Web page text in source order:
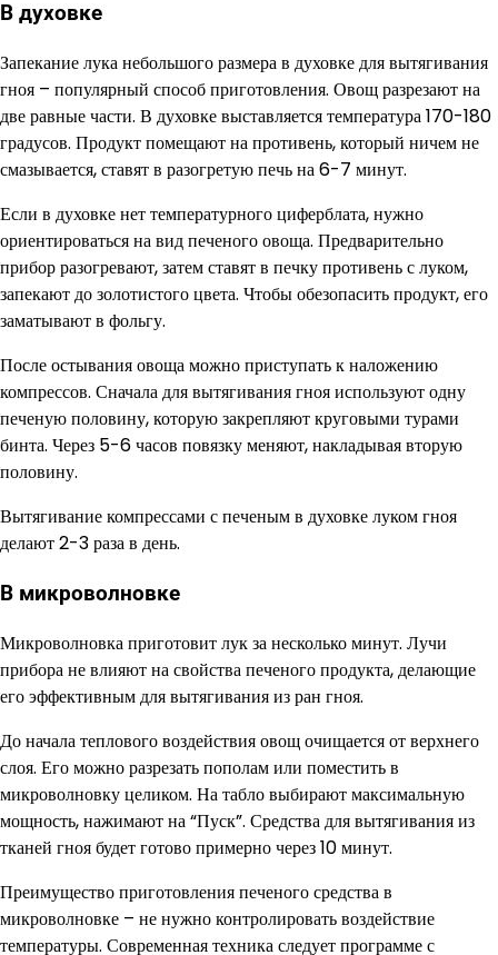
В духовке
Запекание лука небольшого размера в духовке для вытягивания
гноя – популярный способ приготовления. Овощ разрезают на
две равные части. В духовке выставляется температура 170-180
градусов. Продукт помещают на противень, который ничем не
смазывается, ставят в разогретую печь на 6-7 минут.
Если в духовке нет температурного циферблата, нужно
ориентироваться на вид печеного овоща. Предварительно
прибор разогревают, затем ставят в печку противень с луком,
запекают до золотистого цвета. Чтобы обезопасить продукт, его
заматывают в фольгу.
После остывания овоща можно приступать к наложению
компрессов. Сначала для вытягивания гноя используют одну
печеную половину, которую закрепляют круговыми турами
бинта. Через 5-6 часов повязку меняют, накладывая вторую
половину.
Вытягивание компрессами с печеным в духовке луком гноя
делают 2-3 раза в день.
В микроволновке
Микроволновка приготовит лук за несколько минут. Лучи
прибора не влияют на свойства печеного продукта, делающие
его эффективным для вытягивания из ран гноя.
До начала теплового воздействия овощ очищается от верхнего
слоя. Его можно разрезать пополам или поместить в
микроволновку целиком. На табло выбирают максимальную
мощность, нажимают на “Пуск”. Средства для вытягивания из
тканей гноя будет готово примерно через 10 минут.
Преимущество приготовления печеного средства в
микроволновке – не нужно контролировать воздействие
температуры. Современная техника следует программе с